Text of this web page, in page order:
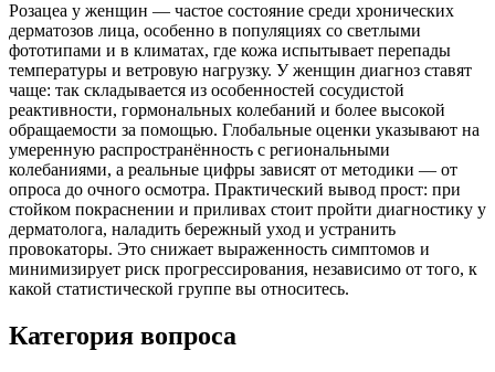
Розацеа у женщин — частое состояние среди хронических
дерматозов лица, особенно в популяциях со светлыми
фототипами и в климатах, где кожа испытывает перепады
температуры и ветровую нагрузку. У женщин диагноз ставят
чаще: так складывается из особенностей сосудистой
реактивности, гормональных колебаний и более высокой
обращаемости за помощью. Глобальные оценки указывают на
умеренную распространённость с региональными
колебаниями, а реальные цифры зависят от методики — от
опроса до очного осмотра. Практический вывод прост: при
стойком покраснении и приливах стоит пройти диагностику у
дерматолога, наладить бережный уход и устранить
провокаторы. Это снижает выраженность симптомов и
минимизирует риск прогрессирования, независимо от того, к
какой статистической группе вы относитесь.
Категория вопроса